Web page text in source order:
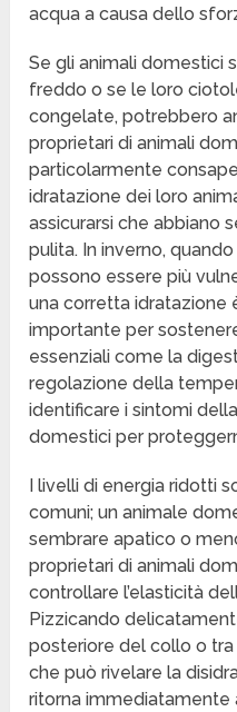
acqua a causa dello
Se gli animali domestici
freddo o se le loro
congelate, potrebbero
proprietari di animali
particolarmente
idratazione dei loro
assicurarsi che abbiano
pulita. In inverno,
possono essere più
una corretta idratazione
importante per
essenziali come la
regolazione della
identificare i sintomi
domestici per
I livelli di energia ridotti
comuni; un animale
sembrare apatico o
proprietari di animali
controllare l’elasticità
Pizzicando
posteriore del collo o
che può rivelare la
ritorna immediatamente